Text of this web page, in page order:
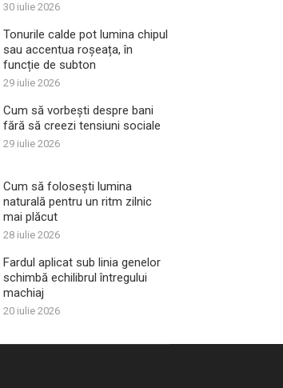
30 iulie 2026
Tonurile calde pot lumina chipul
sau accentua roșeața, în
funcție de subton
29 iulie 2026
Cum să vorbești despre bani
fără să creezi tensiuni sociale
29 iulie 2026
Cum să folosești lumina
naturală pentru un ritm zilnic
mai plăcut
28 iulie 2026
Fardul aplicat sub linia genelor
schimbă echilibrul întregului
machiaj
20 iulie 2026